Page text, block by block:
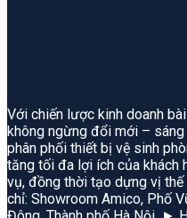
Với chiến lược kinh doanh
không ngừng đổi mới –
phân phối thiết bị vệ sinh
tăng tối đa lợi ích của khách
vụ, đồng thời tạo dựng vị
chỉ: Showroom Amico, Phố